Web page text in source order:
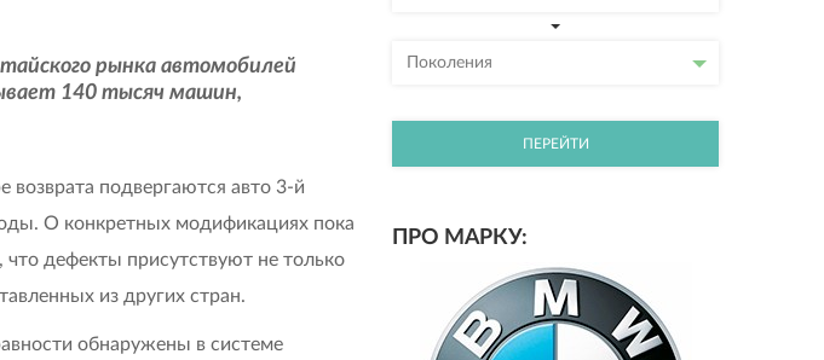
рынка автомобилей
140 тысяч машин,
возврата подвергаются авто 3-й
О конкретных модификациях пока
дефекты присутствуют не только
из других стран.
обнаружены в системе
Поколения
ПЕРЕЙТИ
ПРО МАРКУ: